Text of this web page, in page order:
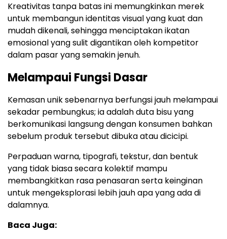
Kreativitas tanpa batas ini memungkinkan merek
untuk membangun identitas visual yang kuat dan
mudah dikenali, sehingga menciptakan ikatan
emosional yang sulit digantikan oleh kompetitor
dalam pasar yang semakin jenuh.
Melampaui Fungsi Dasar
Kemasan unik sebenarnya berfungsi jauh melampaui
sekadar pembungkus; ia adalah duta bisu yang
berkomunikasi langsung dengan konsumen bahkan
sebelum produk tersebut dibuka atau dicicipi.
Perpaduan warna, tipografi, tekstur, dan bentuk
yang tidak biasa secara kolektif mampu
membangkitkan rasa penasaran serta keinginan
untuk mengeksplorasi lebih jauh apa yang ada di
dalamnya.
Baca Juga: